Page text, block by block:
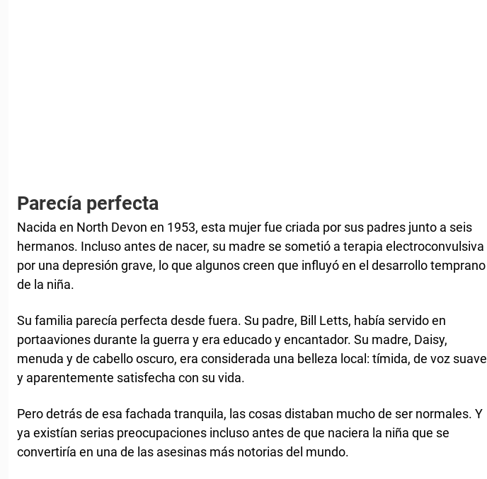
Parecía perfecta
Nacida en North Devon en 1953, esta mujer fue criada por sus padres junto a seis
hermanos. Incluso antes de nacer, su madre se sometió a terapia electroconvulsiva
por una depresión grave, lo que algunos creen que influyó en el desarrollo temprano
de la niña.
Su familia parecía perfecta desde fuera. Su padre, Bill Letts, había servido en
portaaviones durante la guerra y era educado y encantador. Su madre, Daisy,
menuda y de cabello oscuro, era considerada una belleza local: tímida, de voz suave
y aparentemente satisfecha con su vida.
Pero detrás de esa fachada tranquila, las cosas distaban mucho de ser normales. Y
ya existían serias preocupaciones incluso antes de que naciera la niña que se
convertiría en una de las asesinas más notorias del mundo.